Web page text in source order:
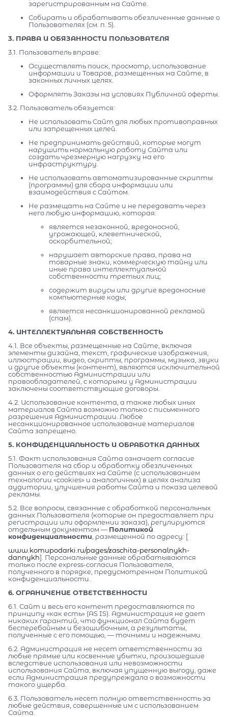
зарегистрированным на Сайте.
Собирать и обрабатывать обезличенные данные о
Пользователях (см. п. 5).
3. ПРАВА И ОБЯЗАННОСТИ ПОЛЬЗОВАТЕЛЯ
3.1. Пользователь вправе:
Осуществлять поиск, просмотр, использование
информации и Товаров, размещенных на Сайте, в
законных личных целях.
Оформлять Заказы на условиях Публичной оферты.
3.2. Пользователь обязуется:
Не использовать Сайт для любых противоправных
или запрещенных целей.
Не предпринимать действий, которые могут
нарушить нормальную работу Сайта или
создать чрезмерную нагрузку на его
инфраструктуру.
Не использовать автоматизированные скрипты
(программы) для сбора информации или
взаимодействия с Сайтом.
Не размещать на Сайте и не передавать через
него любую информацию, которая:
является незаконной, вредоносной,
угрожающей, клеветнической,
оскорбительной;
нарушает авторские права, права на
товарные знаки, коммерческую тайну или
иные права интеллектуальной
собственности третьих лиц;
содержит вирусы или другие вредоносные
компьютерные коды;
является несанкционированной рекламой
(спам).
4. ИНТЕЛЛЕКТУАЛЬНАЯ СОБСТВЕННОСТЬ
4.1. Все объекты, размещенные на Сайте, включая
элементы дизайна, текст, графические изображения,
иллюстрации, видео, скрипты, программы, музыка, звуки
и другие объекты (контент), являются исключительной
собственностью Администрации или
правообладателей, с которыми у Администрации
заключены соответствующие договоры.
4.2. Использование контента, а также любых иных
материалов Сайта возможно только с письменного
разрешения Администрации. Любое
несанкционированное использование материалов
Сайта запрещено.
5. КОНФИДЕНЦИАЛЬНОСТЬ И ОБРАБОТКА ДАННЫХ
5.1. Факт использования Сайта означает согласие
Пользователя на сбор и обработку обезличенных
данных о его действиях на Сайте (с использованием
технологии «cookies» и аналогичных) в целях анализа
аудитории, улучшения работы Сайта и показа целевой
рекламы.
5.2. Все вопросы, связанные с обработкой персональных
данных Пользователя (которые он предоставляет при
регистрации или оформлении заказа), регулируются
отдельным документом — Политикой
конфиденциальности , размещенной по адресу: [
www.komupodarki.ru/pages/zaschita-personalnykh-
dannykh]. Персональные данные обрабатываются
только после express-согласия Пользователя,
полученного в порядке, предусмотренном Политикой
конфиденциальности.
6. ОГРАНИЧЕНИЕ ОТВЕТСТВЕННОСТИ
6.1. Сайт и весь его контент предоставляются по
принципу «как есть» (AS IS). Администрация не дает
никаких гарантий, что функционал Сайта будет
бесперебойным и безошибочным, а результаты,
полученные с его помощью, — точными и надежными.
6.2. Администрация не несет ответственности за
любые прямые или косвенные убытки, произошедшие
вследствие использования или невозможности
использования Сайта, включая упущенную выгоду, даже
если Администрация предупреждала о возможности
такого ущерба.
6.3. Пользователь несет полную ответственность за
любые действия, совершенные им с использованием
Сайта.